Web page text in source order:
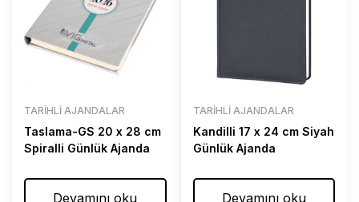
TARIHLI AJANDALAR
Taslama-GS 20 x 28 cm
Spiralli Günlük Ajanda
Devamını oku
TARIHLI AJANDALAR
Kandilli 17 x 24 cm Siyah
Günlük Ajanda
Devamını oku